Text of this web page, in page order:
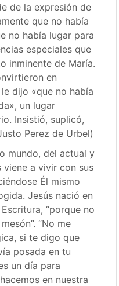
de la expresión de
que no había
no había lugar para
especiales que
inminente de María.
en
dijo «que no había
un lugar
Insistió, suplicó,
Perez de Urbel)
mundo, del actual y
viene a vivir con sus
Él mismo
Jesús nació en
“porque no
“No me
si te digo que
posada en tu
un día para
en nuestra